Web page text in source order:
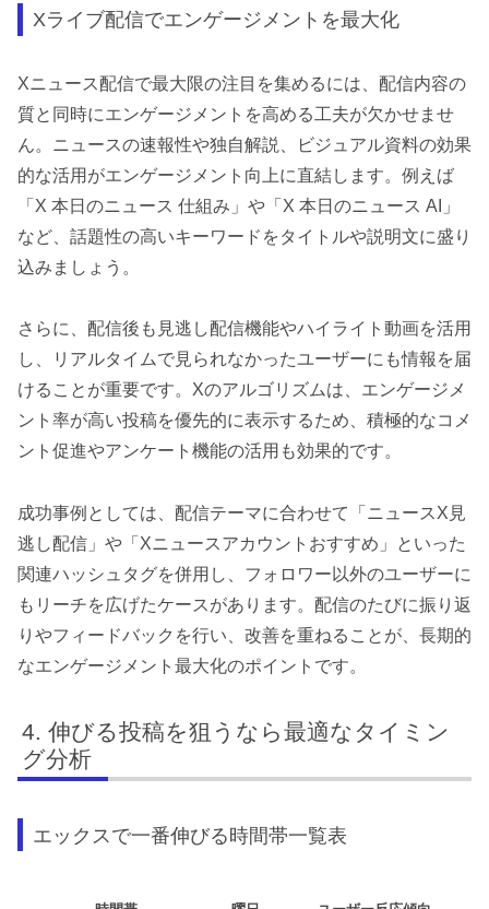
Xライブ配信でエンゲージメントを最大化
Xニュース配信で最大限の注目を集めるには、配信内容の
質と同時にエンゲージメントを高める工夫が欠かせませ
ん。ニュースの速報性や独自解説、ビジュアル資料の効果
的な活用がエンゲージメント向上に直結します。例えば
「X 本日のニュース 仕組み」や「X 本日のニュース AI」
など、話題性の高いキーワードをタイトルや説明文に盛り
込みましょう。
さらに、配信後も見逃し配信機能やハイライト動画を活用
し、リアルタイムで見られなかったユーザーにも情報を届
けることが重要です。Xのアルゴリズムは、エンゲージメ
ント率が高い投稿を優先的に表示するため、積極的なコメ
ント促進やアンケート機能の活用も効果的です。
成功事例としては、配信テーマに合わせて「ニュースX見
逃し配信」や「Xニュースアカウントおすすめ」といった
関連ハッシュタグを併用し、フォロワー以外のユーザーに
もリーチを広げたケースがあります。配信のたびに振り返
りやフィードバックを行い、改善を重ねることが、長期的
なエンゲージメント最大化のポイントです。
伸びる投稿を狙うなら最適なタイミン
グ分析
エックスで一番伸びる時間帯一覧表